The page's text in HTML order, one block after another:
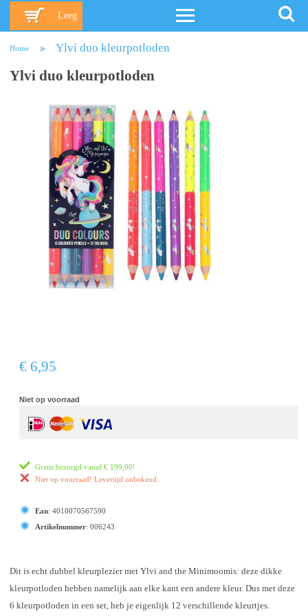
Leeg
Home Ylvi duo kleurpotloden
Ylvi duo kleurpotloden
€ 6,95
Niet op voorraad
Gratis bezorgd vanaf € 199,00!
Niet op voorraad! Levertijd onbekend.
Ean: 4010070567590
Artikelnummer: 006243
Dit is echt dubbel kleurplezier met Ylvi and the Minimoomis: deze dikke
kleurpotloden hebben namelijk aan elke kant een andere kleur. Dus met deze
6 kleurpotloden in een set, heb je eigenlijk 12 verschillende kleurtjes.